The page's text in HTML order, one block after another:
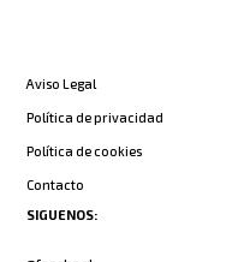
Aviso Legal
Política de privacidad
Política de cookies
Contacto
SIGUENOS: